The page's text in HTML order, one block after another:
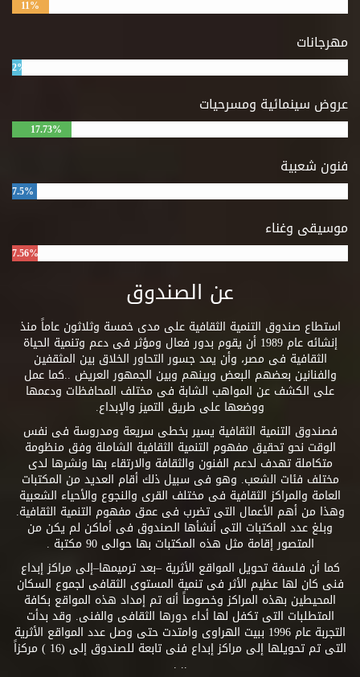
11%
مهرجانات
2%
عروض سينمائية ومسرحيات
17.73%
فنون شعبية
7.5%
موسيقى وغناء
7.56%
عن الصندوق
استطاع صندوق التنمية الثقافية على مدى خمسة وثلاثون عاماً منذ
إنشائه عام 1989 أن يقوم بدور فعال ومؤثر فى دعم وتنمية الحياة
الثقافية فى مصر، وأن يمد جسور التحاور الخلاق بين المثقفين
والفنانين بعضهم البعض وبينهم وبين الجمهور العريض ..كما عمل
على الكشف عن المواهب الشابة فى مختلف المحافظات ودعمها
ووضعها على طريق التميز والإبداع.
فصندوق التنمية الثقافية يسير بخطى سريعة ومدروسة فى نفس
الوقت نحو تحقيق مفهوم التنمية الثقافية الشاملة وفق منظومة
متكاملة تهدف لدعم الفنون والثقافة والارتقاء بها ونشرها لدى
مختلف فئات الشعب. وهو فى سبيل ذلك أقام العديد من المكتبات
العامة والمراكز الثقافية فى مختلف القرى والنجوع والأحياء الشعبية
وهذا من أهم الأعمال التى تضرب فى عمق مفهوم التنمية الثقافية.
وبلغ عدد المكتبات التى أنشأها الصندوق فى أماكن لم يكن من
المتصور إقامة مثل هذه المكتبات بها حوالى 90 مكتبة .
كما أن فلسفة تحويل المواقع الأثرية –بعد ترميمها–إلى مراكز إبداع
فنى كان لها عظيم الأثر فى تنمية المستوى الثقافى لجموع السكان
المحيطين بهذه المراكز وخصوصاً أنه تم إمداد هذه المواقع بكافة
المتطلبات التى تكفل لها أداء دورها الثقافى والفنى. وقد بدأت
التجربة عام 1996 ببيت الهراوى وامتدت حتى وصل عدد المواقع الأثرية
التى تم تحويلها إلى مراكز إبداع فنى تابعة للصندوق إلى (16 ) مركزاً
.. .